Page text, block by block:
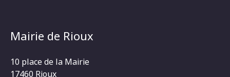
Mairie de Rioux
10 place de la Mairie
17460 Rioux